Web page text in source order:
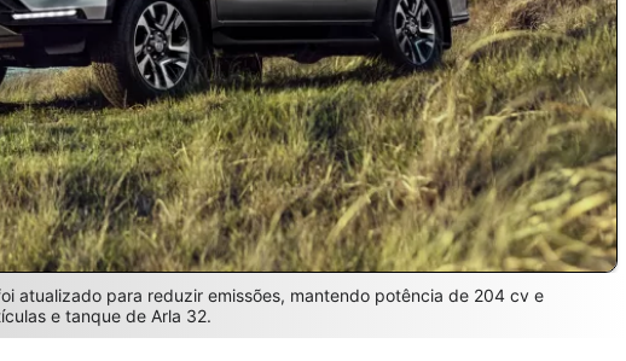
atualizado para reduzir emissões, mantendo potência de 204 cv e
e tanque de Arla 32.